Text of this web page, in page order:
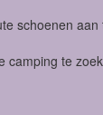
schoenen
te